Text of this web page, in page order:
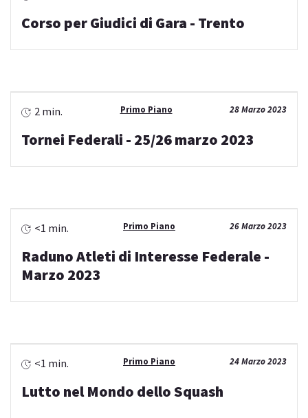
Corso per Giudici di Gara - Trento
28 Marzo 2023
Primo Piano
2 min.
Tornei Federali - 25/26 marzo 2023
26 Marzo 2023
Primo Piano
<1 min.
Raduno Atleti di Interesse Federale -
Marzo 2023
24 Marzo 2023
Primo Piano
<1 min.
Lutto nel Mondo dello Squash